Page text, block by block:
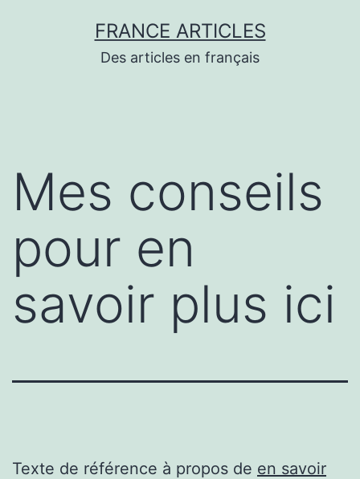
FRANCE ARTICLES
Des articles en français
Mes conseils
pour en
savoir plus ici
Texte de référence à propos de en savoir